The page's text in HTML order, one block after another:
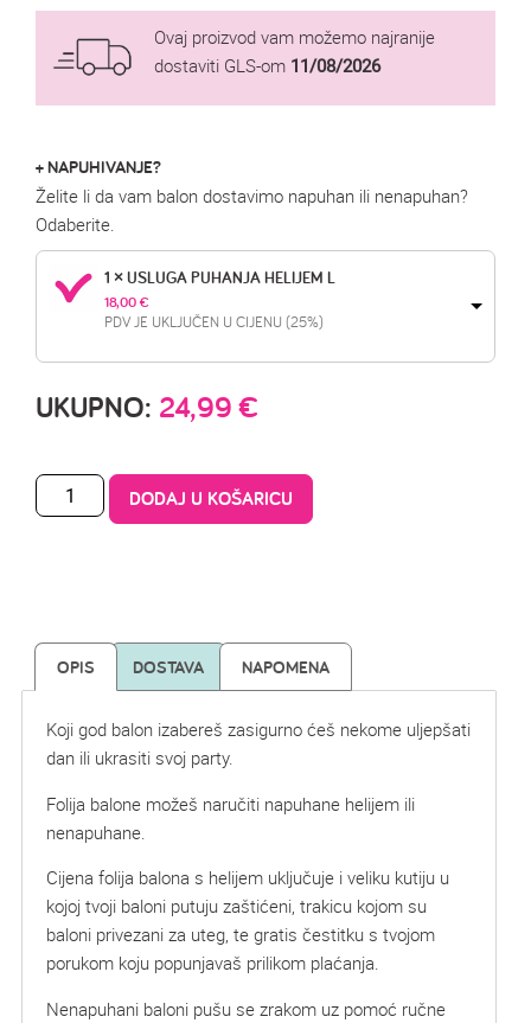
Ovaj proizvod vam možemo najranije
dostaviti GLS-om 11/08/2026
+ NAPUHIVANJE?
Želite li da vam balon dostavimo napuhan ili nenapuhan?
Odaberite.
1 × USLUGA PUHANJA HELIJEM L
18,00 €
PDV JE UKLJUČEN U CIJENU (25%)
UKUPNO: 24,99€
DODAJ U KOŠARICU
OPIS DOSTAVA NAPOMENA
Koji god balon izabereš zasigurno ćeš nekome uljepšati
dan ili ukrasiti svoj party.
Folija balone možeš naručiti napuhane helijem ili
nenapuhane.
Cijena folija balona s helijem uključuje i veliku kutiju u
kojoj tvoji baloni putuju zaštićeni, trakicu kojom su
baloni privezani za uteg, te gratis čestitku s tvojom
porukom koju popunjavaš prilikom plaćanja.
Nenapuhani baloni pušu se zrakom uz pomoć ručne